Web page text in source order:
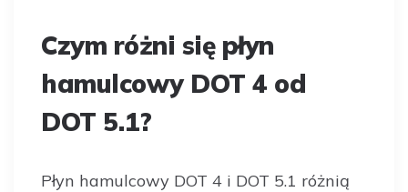
Czym różni się płyn
hamulcowy DOT 4 od
DOT 5.1?
Płyn hamulcowy DOT 4 i DOT 5.1 różnią